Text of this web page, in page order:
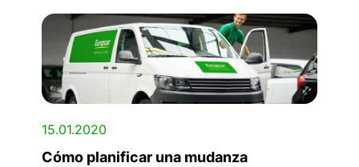
15.01.2020
Cómo planificar una mudanza